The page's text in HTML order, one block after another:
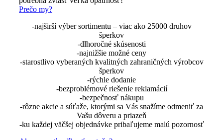
Prečo my?
-najširší výber sortimentu – viac ako 25000 druhov
šperkov
-dlhoročné skúsenosti
-najnižšie možné ceny
-starostlivo vyberaných kvalitných zahraničných výrobcov
šperkov
-rýchle dodanie
-bezproblémové riešenie reklamácií
-bezpečnosť nákupu
-rôzne akcie a súťaže, ktorými sa Vás snažíme odmeniť za
Vašu dôveru a priazeň
-ku každej väčšej objednávke pribaľujeme malú pozornosť